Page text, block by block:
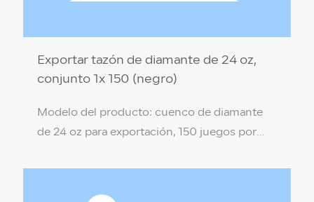
Exportar tazón de diamante de 24 oz,
conjunto 1x 150 (negro)
Modelo del producto: cuenco de diamante
de 24 oz para exportación, 150 juegos por
x 7 x 9,4 cm Material del producto: PP de